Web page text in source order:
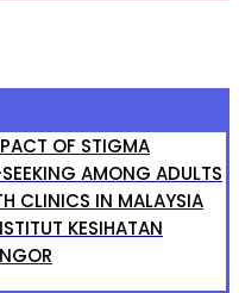
OF STIGMA
AMONG ADULTS
CLINICS IN MALAYSIA
KESIHATAN